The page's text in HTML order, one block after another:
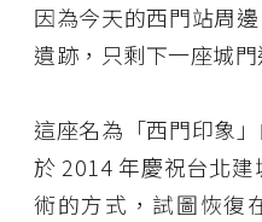
因為今天的西門站周
遺跡，只剩下一座城
這座名為「西門印象
於 2014 年慶祝台北
術的方式，試圖恢復